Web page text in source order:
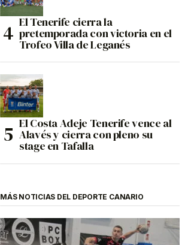
El Tenerife cierra la
pretemporada con victoria en el
Trofeo Villa de Leganés
El Costa Adeje Tenerife vence al
Alavés y cierra con pleno su
stage en Tafalla
MÁS NOTICIAS DEL DEPORTE CANARIO